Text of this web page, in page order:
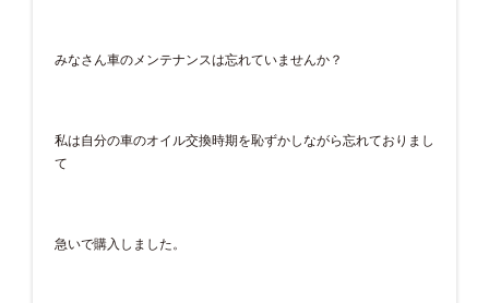
みなさん車のメンテナンスは忘れていませんか？
私は自分の車のオイル交換時期を恥ずかしながら忘れておりまし
て
急いで購入しました。